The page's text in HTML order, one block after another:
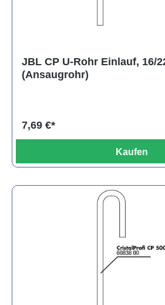
JBL CP U-Rohr Einlauf, 16/
(Ansaugrohr)
7,69 €*
Kaufen